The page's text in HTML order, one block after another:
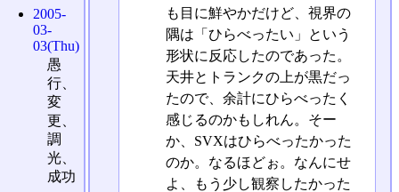
も目に鮮やかだけど、視界の
隅は「ひらべったい」という
形状に反応したのであった。
天井とトランクの上が黒だっ
たので、余計にひらべったく
感じるのかもしれん。そー
か、SVXはひらべったかった
のか。なるほどぉ。なんにせ
よ、もう少し観察したかった
2005-
03-
03(Thu)
愚
行、
変
更、
調
光、
成功